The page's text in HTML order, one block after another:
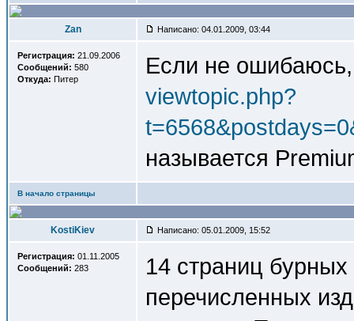
Zan Написано: 04.01.2009, 03:44
Регистрация: 21.09.2006
Сообщений: 580
Откуда: Питер
Если не ошибаюсь,
viewtopic.php?
называется
В начало страницы
KostiKiev Написано: 05.01.2009, 15:52
Регистрация: 01.11.2005
Сообщений: 283
14 страниц
перечисленных